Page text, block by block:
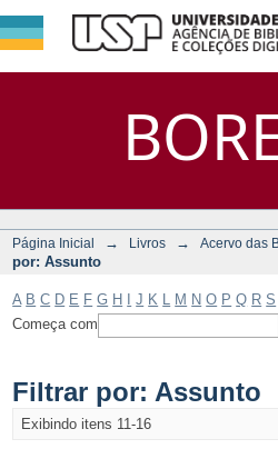
Assunto
DSpace/
Página Inicial → Livros → Acervo das
por: Assunto
A B C D E F G H J K M N O P Q R S
Começa com
Filtrar por: Assunto
Exibindo itens 11-16